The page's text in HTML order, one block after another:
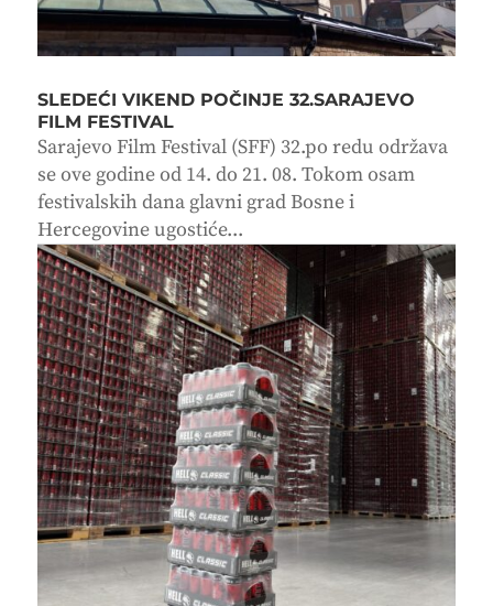
SLEDEĆI VIKEND POČINJE 32.SARAJEVO
FILM FESTIVAL
Sarajevo Film Festival (SFF) 32.po redu održava
se ove godine od 14. do 21. 08. Tokom osam
festivalskih dana glavni grad Bosne i
Hercegovine ugostiće...